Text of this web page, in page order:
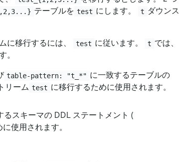
テーブルを test にします。 t ダウンス
に移行するには、 test に従います。 t では、
。
table-pattern: "t_*" に一致するテーブルの
リーム test に移行するために使用されます。
るスキーマの DDL ステートメント (
使用されます。